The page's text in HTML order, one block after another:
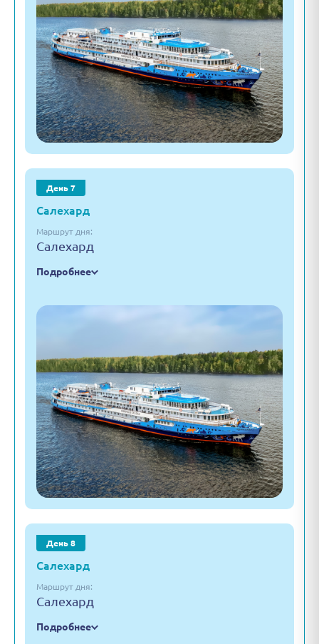
День 7
Салехард
Маршрут дня:
Салехард
Подробнее
День 8
Салехард
Маршрут дня:
Салехард
Подробнее